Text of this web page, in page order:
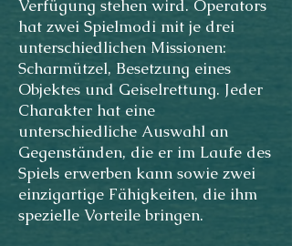
Verfügung stehen wird. Operators
hat zwei Spielmodi mit je drei
unterschiedlichen Missionen:
Scharmützel, Besetzung eines
Objektes und Geiselrettung. Jeder
Charakter hat eine
unterschiedliche Auswahl an
Gegenständen, die er im Laufe des
Spiels erwerben kann sowie zwei
einzigartige Fähigkeiten, die ihm
spezielle Vorteile bringen.